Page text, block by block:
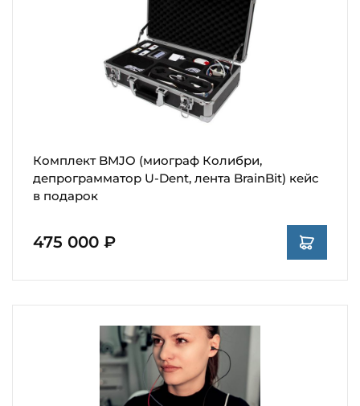
Комплект BMJO (миограф Колибри,
депрограмматор U-Dent, лента BrainBit) кейс
в подарок
475 000 ₽